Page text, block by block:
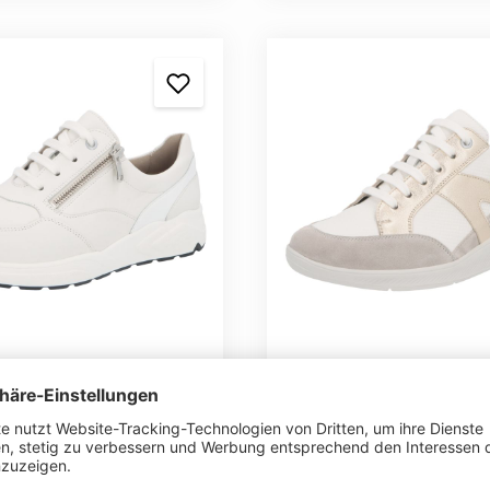
Farbeauswählen
VELOUR/FOULARD
VELOUR/VITELLO